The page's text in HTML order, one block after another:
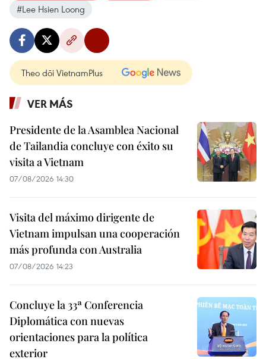
#Lee Hsien Loong
Theo dõi VietnamPlus
VER MÁS
Presidente de la Asamblea Nacional
de Tailandia concluye con éxito su
visita a Vietnam
07/08/2026 14:30
Visita del máximo dirigente de
Vietnam impulsan una cooperación
más profunda con Australia
07/08/2026 14:23
Concluye la 33ª Conferencia
Diplomática con nuevas
orientaciones para la política
exterior